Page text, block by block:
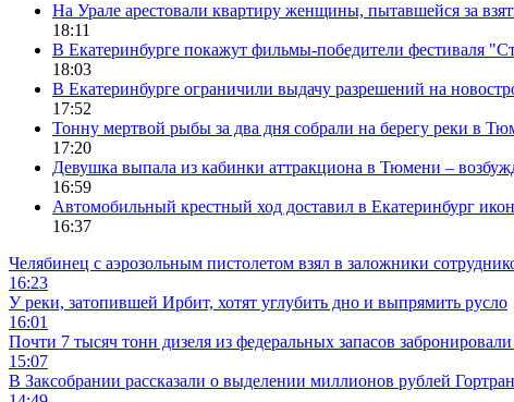
На Урале арестовали квартиру женщины, пытавшейся за
18:11
В Екатеринбурге покажут фильмы-победители фестиваля
18:03
В Екатеринбурге ограничили выдачу разрешений на
17:52
Тонну мертвой рыбы за два дня собрали на берегу реки в
17:20
Девушка выпала из кабинки аттракциона в Тюмени –
16:59
Автомобильный крестный ход доставил в Екатеринбург
16:37
Челябинец с аэрозольным пистолетом взял в заложники
16:23
У реки, затопившей Ирбит, хотят углубить дно и выпрямить русло
16:01
Почти 7 тысяч тонн дизеля из федеральных запасов
15:07
В Заксобрании рассказали о выделении миллионов рублей